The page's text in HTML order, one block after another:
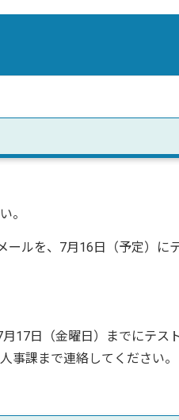
。
ールを、7月16日（予定）に
17日（金曜日）までにテス
事課まで連絡してください。